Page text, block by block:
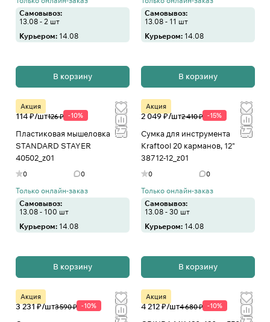
Самовывоз:
13.08 - 2 шт
Курьером: 14.08
В корзину
Самовывоз:
13.08 - 11 шт
Курьером: 14.08
В корзину
Акция
114 ₽/шт126 ₽ -10%
Пластиковая мышеловка
STANDARD STAYER
40502_z01
0 0
Только онлайн-заказ
Самовывоз:
13.08 - 100 шт
Курьером: 14.08
В корзину
Акция
2 049 ₽/шт2 410 ₽ -15%
Сумка для инструмента
Kraftool 20 карманов, 12"
38712-12_z01
0 0
Только онлайн-заказ
Самовывоз:
13.08 - 30 шт
Курьером: 14.08
В корзину
Акция
3 231 ₽/шт3 590 ₽ -10%
Акция
4 212 ₽/шт4 680 ₽ -10%